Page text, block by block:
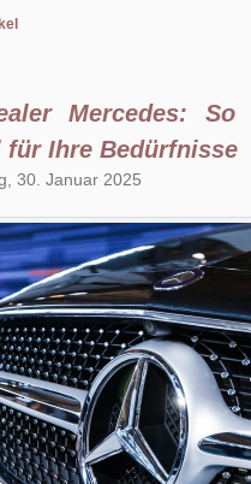
Mercedes:
für Ihre Bedürfnisse
30. Januar 2025